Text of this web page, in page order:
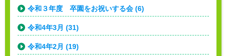
令和３年度 卒園をお祝いする会 (6)
令和4年3月 (31)
令和4年2月 (19)